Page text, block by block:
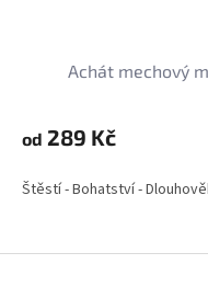
Achát mechový
od 289 Kč
Štěstí - Bohatství -